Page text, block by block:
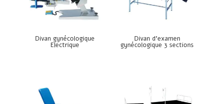
Divan gynécologique
Electrique
Divan d’examen
gynécologique 3 sections